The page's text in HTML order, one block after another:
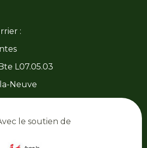
:
L07.05.03
Neuve
le soutien de